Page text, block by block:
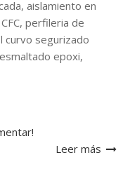
aislamiento en
perfileria de
curvo segurizado
epoxi,
Leer más